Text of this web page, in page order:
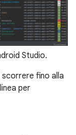
Studio.
scorrere fino alla
per